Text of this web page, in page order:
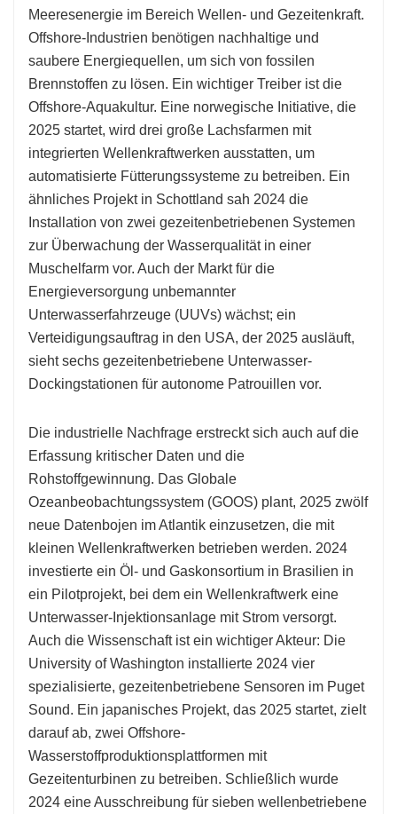
Meeresenergie im Bereich Wellen- und Gezeitenkraft.
Offshore-Industrien benötigen nachhaltige und
saubere Energiequellen, um sich von fossilen
Brennstoffen zu lösen. Ein wichtiger Treiber ist die
Offshore-Aquakultur. Eine norwegische Initiative, die
2025 startet, wird drei große Lachsfarmen mit
integrierten Wellenkraftwerken ausstatten, um
automatisierte Fütterungssysteme zu betreiben. Ein
ähnliches Projekt in Schottland sah 2024 die
Installation von zwei gezeitenbetriebenen Systemen
zur Überwachung der Wasserqualität in einer
Muschelfarm vor. Auch der Markt für die
Energieversorgung unbemannter
Unterwasserfahrzeuge (UUVs) wächst; ein
Verteidigungsauftrag in den USA, der 2025 ausläuft,
sieht sechs gezeitenbetriebene Unterwasser-
Dockingstationen für autonome Patrouillen vor.
Die industrielle Nachfrage erstreckt sich auch auf die
Erfassung kritischer Daten und die
Rohstoffgewinnung. Das Globale
Ozeanbeobachtungssystem (GOOS) plant, 2025 zwölf
neue Datenbojen im Atlantik einzusetzen, die mit
kleinen Wellenkraftwerken betrieben werden. 2024
investierte ein Öl- und Gaskonsortium in Brasilien in
ein Pilotprojekt, bei dem ein Wellenkraftwerk eine
Unterwasser-Injektionsanlage mit Strom versorgt.
Auch die Wissenschaft ist ein wichtiger Akteur: Die
University of Washington installierte 2024 vier
spezialisierte, gezeitenbetriebene Sensoren im Puget
Sound. Ein japanisches Projekt, das 2025 startet, zielt
darauf ab, zwei Offshore-
Wasserstoffproduktionsplattformen mit
Gezeitenturbinen zu betreiben. Schließlich wurde
2024 eine Ausschreibung für sieben wellenbetriebene